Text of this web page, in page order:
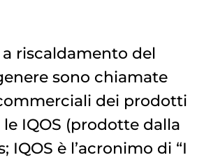
riscaldamento del
sono chiamate
dei prodotti
IQOS (prodotte dalla
IQOS è l’acronimo di “I